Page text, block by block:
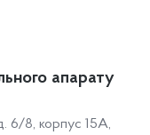
апарату
6/8, корпус 15А,